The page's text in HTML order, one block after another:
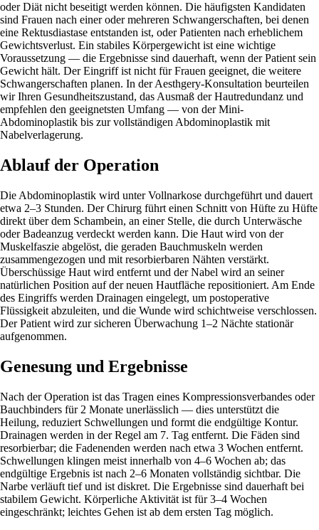
oder Diät nicht beseitigt werden können. Die häufigsten Kandidaten
sind Frauen nach einer oder mehreren Schwangerschaften, bei denen
eine Rektusdiastase entstanden ist, oder Patienten nach erheblichem
Gewichtsverlust. Ein stabiles Körpergewicht ist eine wichtige
Voraussetzung — die Ergebnisse sind dauerhaft, wenn der Patient sein
Gewicht hält. Der Eingriff ist nicht für Frauen geeignet, die weitere
Schwangerschaften planen. In der Aesthgery-Konsultation beurteilen
wir Ihren Gesundheitszustand, das Ausmaß der Hautredundanz und
empfehlen den geeignetsten Umfang — von der Mini-
Abdominoplastik bis zur vollständigen Abdominoplastik mit
Nabelverlagerung.
Ablauf der Operation
Die Abdominoplastik wird unter Vollnarkose durchgeführt und dauert
etwa 2–3 Stunden. Der Chirurg führt einen Schnitt von Hüfte zu Hüfte
direkt über dem Schambein, an einer Stelle, die durch Unterwäsche
oder Badeanzug verdeckt werden kann. Die Haut wird von der
Muskelfaszie abgelöst, die geraden Bauchmuskeln werden
zusammengezogen und mit resorbierbaren Nähten verstärkt.
Überschüssige Haut wird entfernt und der Nabel wird an seiner
natürlichen Position auf der neuen Hautfläche repositioniert. Am Ende
des Eingriffs werden Drainagen eingelegt, um postoperative
Flüssigkeit abzuleiten, und die Wunde wird schichtweise verschlossen.
Der Patient wird zur sicheren Überwachung 1–2 Nächte stationär
aufgenommen.
Genesung und Ergebnisse
Nach der Operation ist das Tragen eines Kompressionsverbandes oder
Bauchbinders für 2 Monate unerlässlich — dies unterstützt die
Heilung, reduziert Schwellungen und formt die endgültige Kontur.
Drainagen werden in der Regel am 7. Tag entfernt. Die Fäden sind
resorbierbar; die Fadenenden werden nach etwa 3 Wochen entfernt.
Schwellungen klingen meist innerhalb von 4–6 Wochen ab; das
endgültige Ergebnis ist nach 2–6 Monaten vollständig sichtbar. Die
Narbe verläuft tief und ist diskret. Die Ergebnisse sind dauerhaft bei
stabilem Gewicht. Körperliche Aktivität ist für 3–4 Wochen
eingeschränkt; leichtes Gehen ist ab dem ersten Tag möglich.